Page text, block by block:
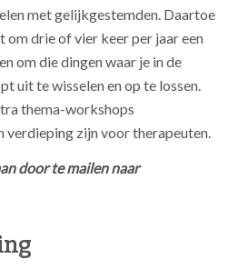
met gelijkgestemden. Daartoe
om drie of vier keer per jaar een
om die dingen waar je in de
uit te wisselen en op te lossen.
thema-workshops
verdieping zijn voor therapeuten.
door te mailen naar